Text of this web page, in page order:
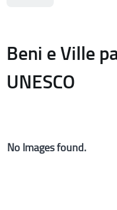
Beni e Ville
UNESCO
No Images found.